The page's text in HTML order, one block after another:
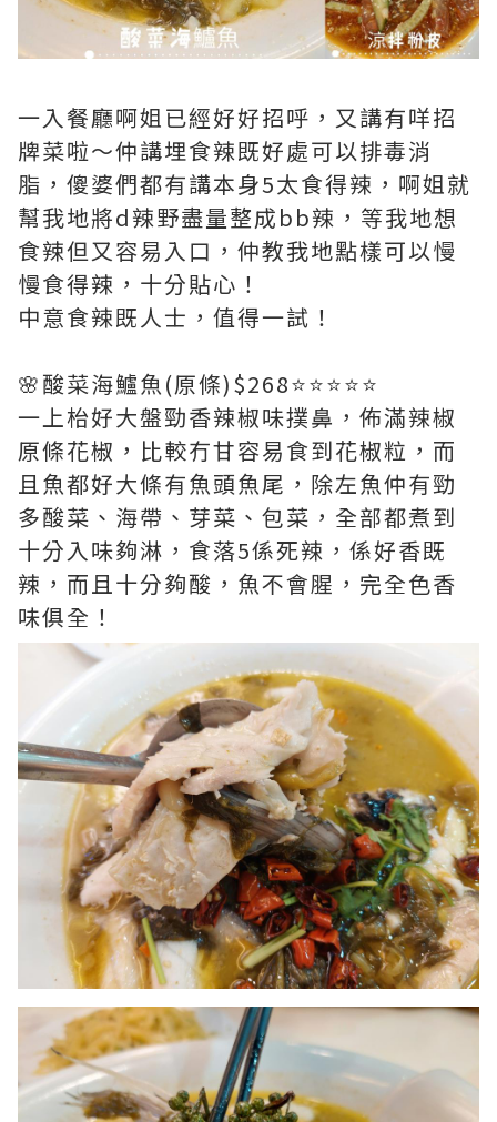
一入餐廳啊姐已經好好招呼，又講有咩招
牌菜啦～仲講埋食辣既好處可以排毒消
脂，傻婆們都有講本身5太食得辣，啊姐就
幫我地將d辣野盡量整成bb辣，等我地想
食辣但又容易入口，仲教我地點樣可以慢
慢食得辣，十分貼心！
中意食辣既人士，值得一試！
🌸酸菜海鱸魚(原條)$268⭐️⭐️⭐️⭐️⭐️
一上枱好大盤勁香辣椒味撲鼻，佈滿辣椒
原條花椒，比較冇甘容易食到花椒粒，而
且魚都好大條有魚頭魚尾，除左魚仲有勁
多酸菜、海帶、芽菜、包菜，全部都煮到
十分入味夠淋，食落5係死辣，係好香既
辣，而且十分夠酸，魚不會腥，完全色香
味俱全！